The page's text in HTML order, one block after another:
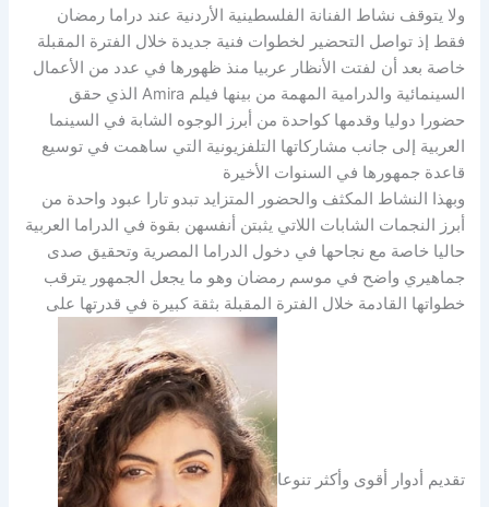
ولا يتوقف نشاط الفنانة الفلسطينية الأردنية عند دراما رمضان
فقط إذ تواصل التحضير لخطوات فنية جديدة خلال الفترة المقبلة
خاصة بعد أن لفتت الأنظار عربيا منذ ظهورها في عدد من الأعمال
السينمائية والدرامية المهمة من بينها فيلم Amira الذي حقق
حضورا دوليا وقدمها كواحدة من أبرز الوجوه الشابة في السينما
العربية إلى جانب مشاركاتها التلفزيونية التي ساهمت في توسيع
قاعدة جمهورها في السنوات الأخيرة
وبهذا النشاط المكثف والحضور المتزايد تبدو تارا عبود واحدة من
أبرز النجمات الشابات اللاتي يثبتن أنفسهن بقوة في الدراما العربية
حاليا خاصة مع نجاحها في دخول الدراما المصرية وتحقيق صدى
جماهيري واضح في موسم رمضان وهو ما يجعل الجمهور يترقب
خطواتها القادمة خلال الفترة المقبلة بثقة كبيرة في قدرتها على
تقديم أدوار أقوى وأكثر تنوعا